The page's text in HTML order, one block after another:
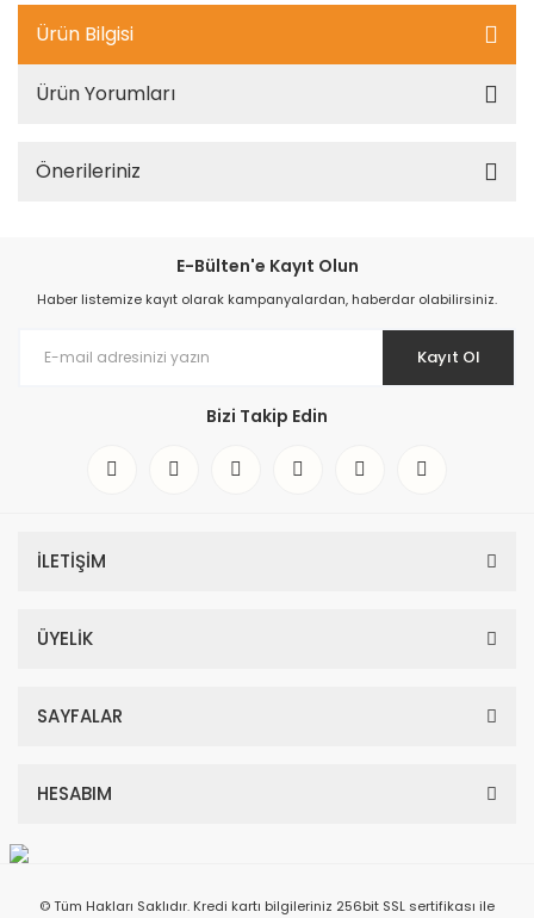
Ürün Bilgisi
Ürün Yorumları
Önerileriniz
E-Bülten'e Kayıt Olun
Haber listemize kayıt olarak kampanyalardan, haberdar olabilirsiniz.
Kayıt Ol
Bizi Takip Edin
İLETİŞİM
ÜYELİK
SAYFALAR
HESABIM
© Tüm Hakları Saklıdır. Kredi kartı bilgileriniz 256bit SSL sertifikası ile